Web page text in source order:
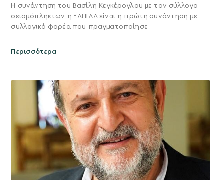
Η συνάντηση του Βασίλη Κεγκέρογλου με τον σύλλογο
σεισμόπληκτων η ΕΛΠΙΔΑ είναι η πρώτη συνάντηση με
συλλογικό φορέα που πραγματοποίησε
Περισσότερα